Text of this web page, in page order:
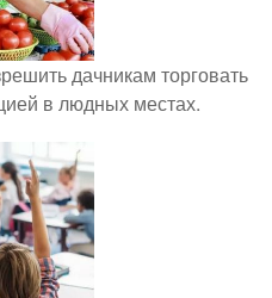
дачникам торговать
в людных местах.